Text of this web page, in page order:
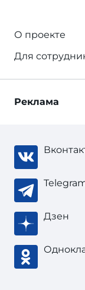
О проекте
Для
Реклама
Дзен